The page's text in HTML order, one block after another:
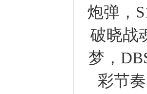
炮弹，
破晓战
梦，
彩节